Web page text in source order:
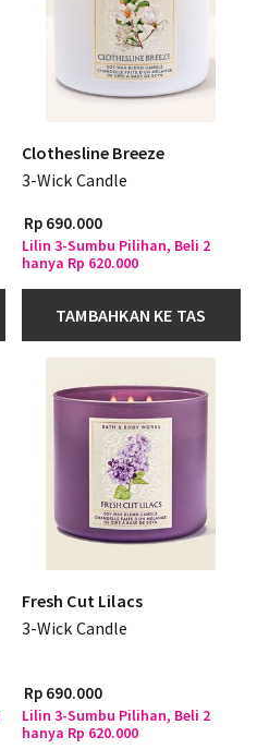
Clothesline Breeze
3-Wick Candle
Rp 690.000
Lilin 3-Sumbu Pilihan, Beli 2
hanya Rp 620.000
TAMBAHKAN KE TAS
Fresh Cut Lilacs
3-Wick Candle
Rp 690.000
Lilin 3-Sumbu Pilihan, Beli 2
hanya Rp 620.000